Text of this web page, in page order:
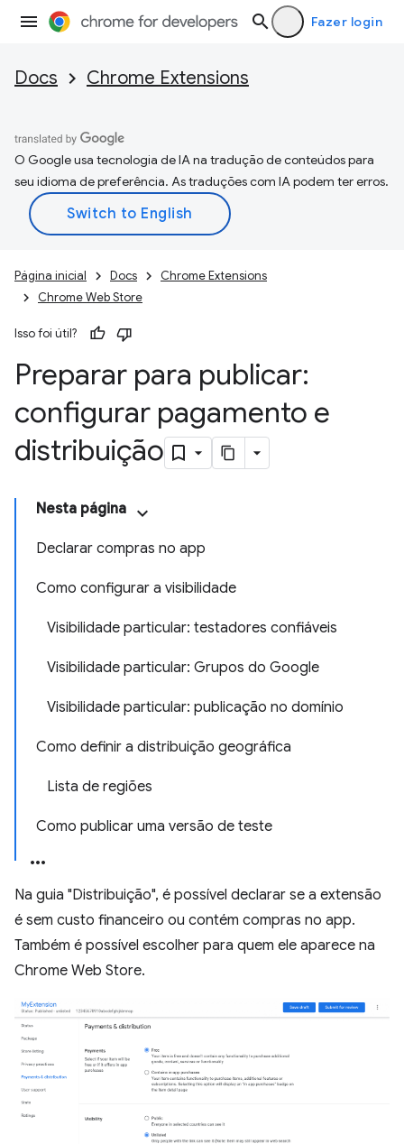
Fazer login
Docs Chrome Extensions
O Google usa tecnologia de IA na tradução de conteúdos para
seu idioma de preferência. As traduções com IA podem ter erros.
Página inicial Docs
Chrome Extensions
Chrome Web Store
Isso foi útil?
Preparar para publicar:
configurar pagamento e
distribuição
Nesta página
Declarar compras no app
Como configurar a visibilidade
Visibilidade particular: testadores confiáveis
Visibilidade particular: Grupos do Google
Visibilidade particular: publicação no domínio
Como definir a distribuição geográfica
Lista de regiões
Como publicar uma versão de teste
Na guia "Distribuição", é possível declarar se a extensão
é sem custo financeiro ou contém compras no app.
Também é possível escolher para quem ele aparece na
Chrome Web Store.